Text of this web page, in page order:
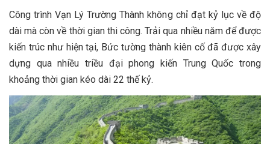
Công trình Vạn Lý Trường Thành không chỉ đạt kỷ lục về độ
dài mà còn về thời gian thi công. Trải qua nhiều năm để được
kiến trúc như hiện tại, Bức tường thành kiên cố đã được xây
dựng qua nhiều triều đại phong kiến Trung Quốc trong
khoảng thời gian kéo dài 22 thế kỷ.